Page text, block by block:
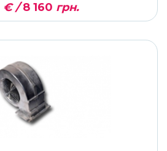
€ /8 160 грн.